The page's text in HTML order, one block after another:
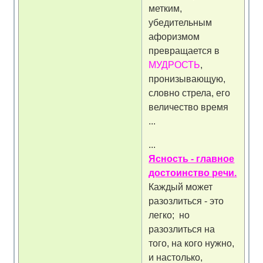
метким,
убедительным
афоризмом
превращается в
МУДРОСТЬ,
пронизывающую,
словно стрела, его
величество время
...
...
Ясность - главное
достоинство речи.
Каждый может
разозлиться - это
легко; но
разозлиться на
того, на кого нужно,
и настолько,